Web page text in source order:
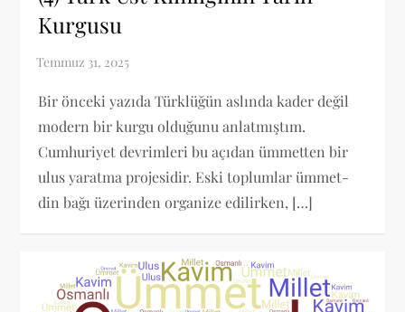
Kurgusu
Bir önceki yazıda Türklüğün aslında kader değil
modern bir kurgu olduğunu anlatmıştım.
Cumhuriyet devrimleri bu açıdan ümmetten bir
ulus yaratma projesidir. Eski toplumlar ümmet-
din bağı üzerinden organize edilirken, […]